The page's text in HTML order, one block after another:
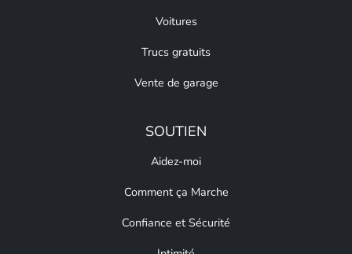
Voitures
Trucs gratuits
Vente de garage
SOUTIEN
Aidez-moi
Comment ça Marche
Confiance et Sécurité